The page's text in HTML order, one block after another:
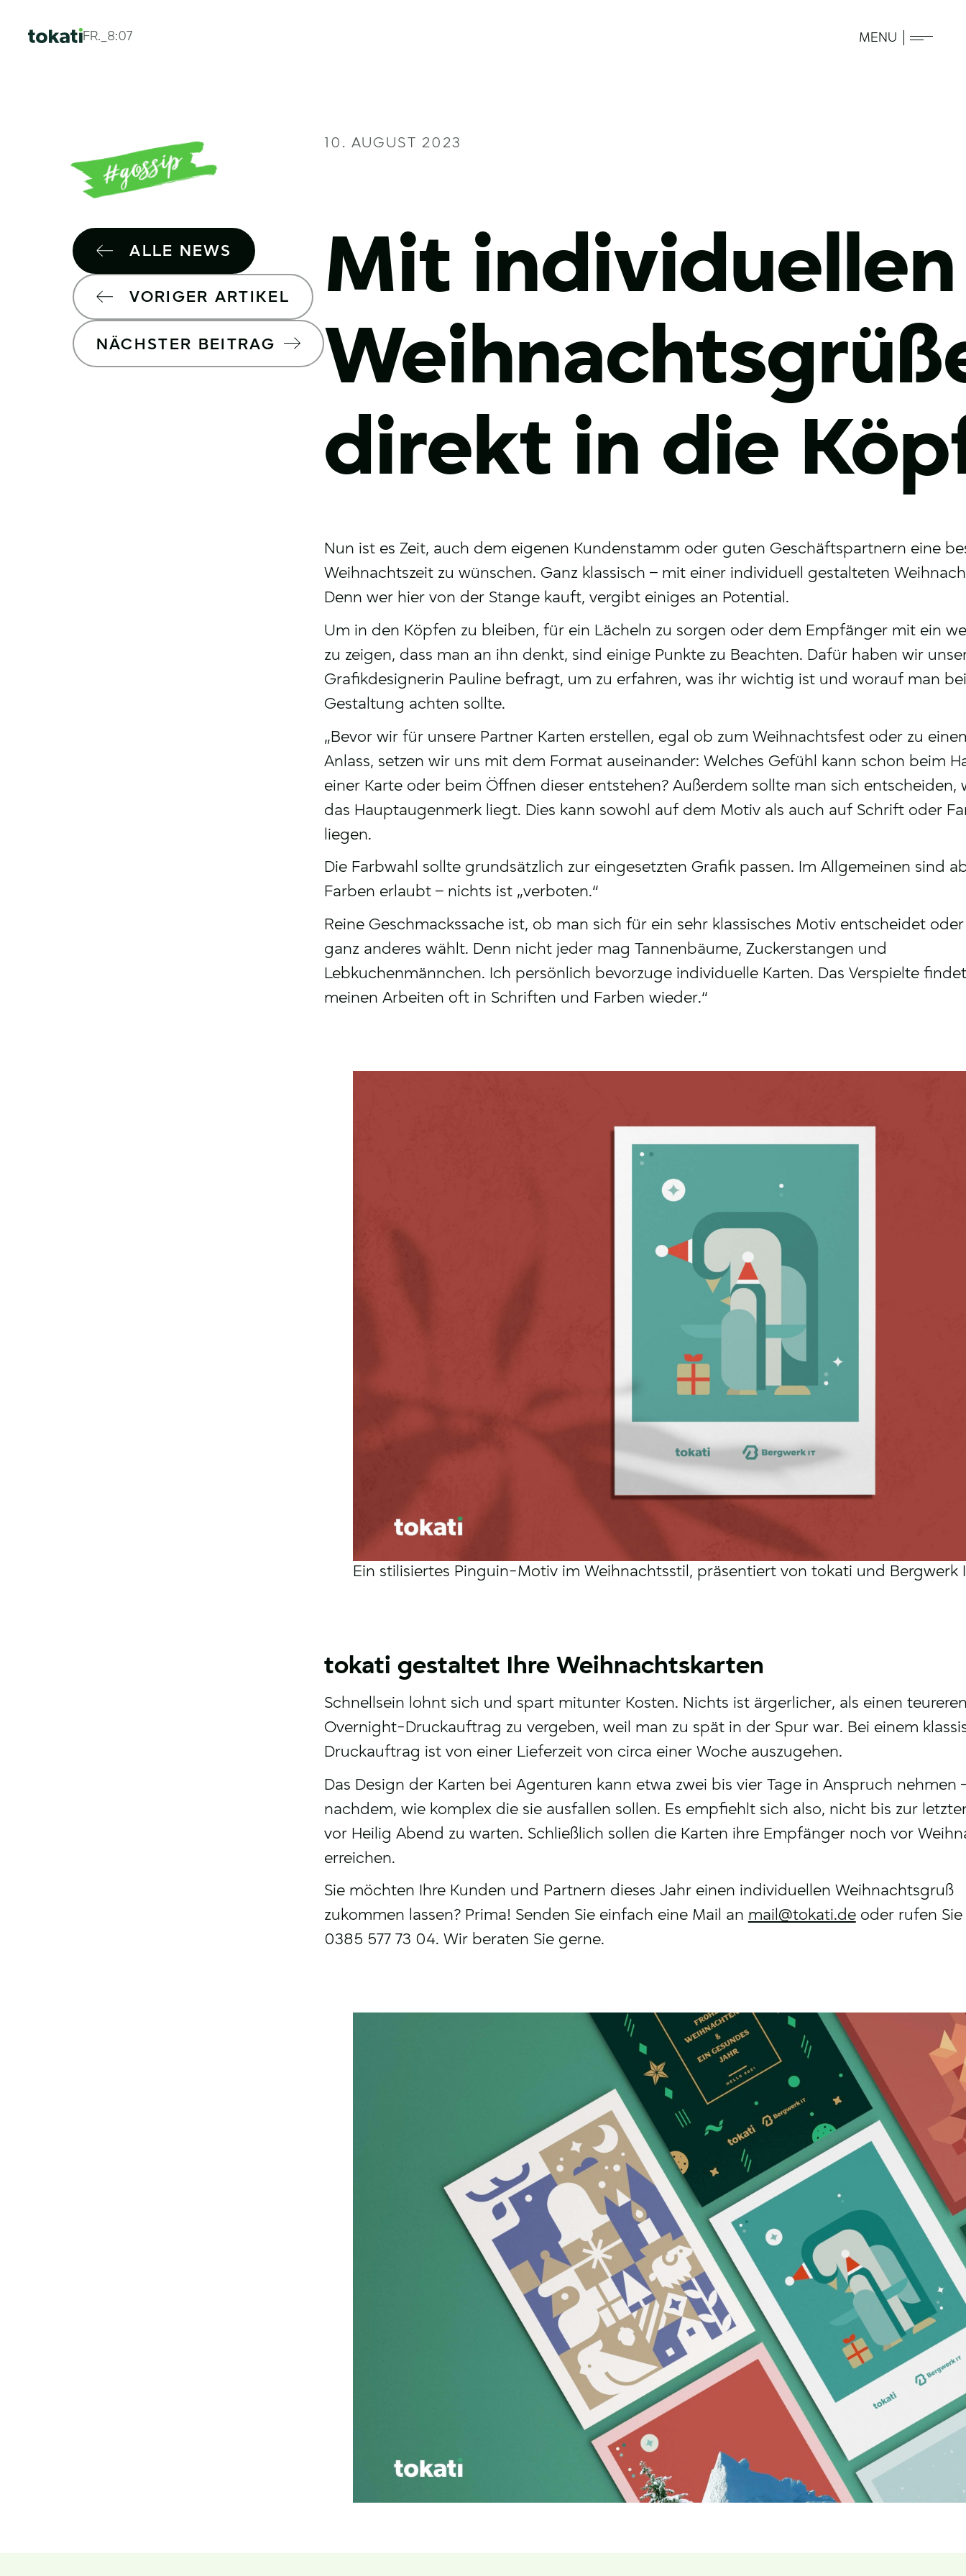
FR._8:07 MENU
ALLE NEWS
VORIGER ARTIKEL
NÄCHSTER BEITRAG
10. AUGUST 2023
Mit individuellen
direkt in die
Nun ist es Zeit, auch dem eigenen Kundenstamm oder guten Geschäftspartnern eine
Weihnachtszeit zu wünschen. Ganz klassisch – mit einer individuell gestalteten
Denn wer hier von der Stange kauft, vergibt einiges an Potential.
Um in den Köpfen zu bleiben, für ein Lächeln zu sorgen oder dem Empfänger mit ein
zu zeigen, dass man an ihn denkt, sind einige Punkte zu Beachten. Dafür haben wir
Grafikdesignerin Pauline befragt, um zu erfahren, was ihr wichtig ist und worauf man
Gestaltung achten sollte.
„Bevor wir für unsere Partner Karten erstellen, egal ob zum Weihnachtsfest oder zu
Anlass, setzen wir uns mit dem Format auseinander: Welches Gefühl kann schon beim
einer Karte oder beim Öffnen dieser entstehen? Außerdem sollte man sich entscheiden,
das Hauptaugenmerk liegt. Dies kann sowohl auf dem Motiv als auch auf Schrift oder
liegen.
Die Farbwahl sollte grundsätzlich zur eingesetzten Grafik passen. Im Allgemeinen sind
Farben erlaubt – nichts ist „verboten.“
Reine Geschmackssache ist, ob man sich für ein sehr klassisches Motiv entscheidet
ganz anderes wählt. Denn nicht jeder mag Tannenbäume, Zuckerstangen und
Lebkuchenmännchen. Ich persönlich bevorzuge individuelle Karten. Das Verspielte
meinen Arbeiten oft in Schriften und Farben wieder.“
Ein stilisiertes Pinguin-Motiv im Weihnachtsstil, präsentiert von tokati und Bergwerk
tokati gestaltet Ihre Weihnachtskarten
Schnellsein lohnt sich und spart mitunter Kosten. Nichts ist ärgerlicher, als einen
Overnight-Druckauftrag zu vergeben, weil man zu spät in der Spur war. Bei einem
Druckauftrag ist von einer Lieferzeit von circa einer Woche auszugehen.
Das Design der Karten bei Agenturen kann etwa zwei bis vier Tage in Anspruch nehmen
nachdem, wie komplex die sie ausfallen sollen. Es empfiehlt sich also, nicht bis zur
vor Heilig Abend zu warten. Schließlich sollen die Karten ihre Empfänger noch vor
erreichen.
Sie möchten Ihre Kunden und Partnern dieses Jahr einen individuellen Weihnachtsgruß
zukommen lassen? Prima! Senden Sie einfach eine Mail an mail@​tokati.​deoder rufen Sie
0385 577 73 04. Wir beraten Sie gerne.